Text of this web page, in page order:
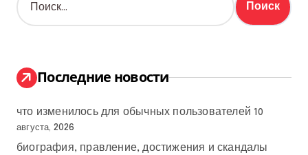
а
:
Последние новости
что изменилось для обычных пользователей 10
августа, 2026
биография, правление, достижения и скандалы